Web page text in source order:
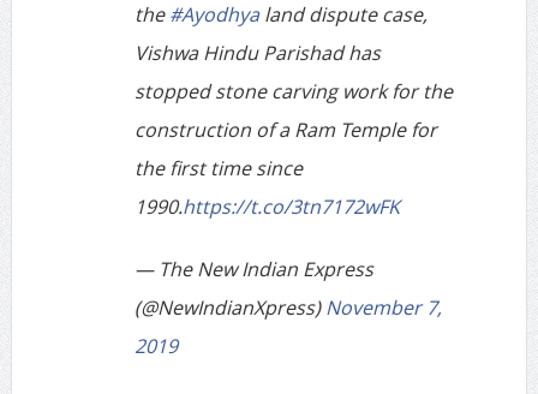
the#Ayodhyaland dispute case,
Vishwa Hindu Parishad has
stopped stone carving work for the
construction of a Ram Temple for
the first time since
1990.https://t.co/3tn7172wFK
— The New Indian Express
(@NewIndianXpress)November 7,
2019